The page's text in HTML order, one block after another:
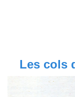
Les cols